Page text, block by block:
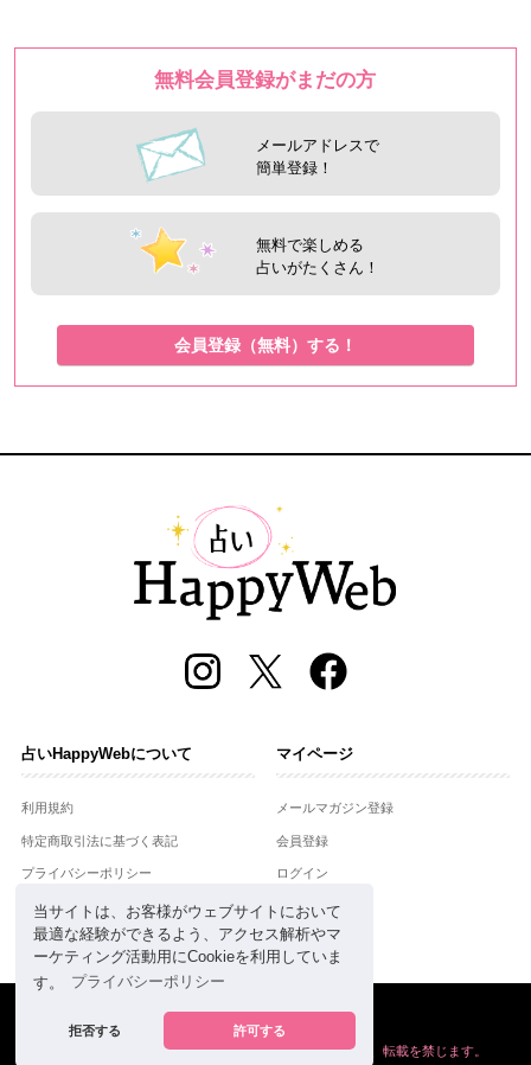
当サイトは、お客様がウェブサイトにおいて
最適な経験ができるよう、アクセス解析やマ
ーケティング活動用にCookieを利用していま
す。
プライバシーポリシー
拒否する 許可する
無料会員登録がまだの方
メールアドレスで
簡単登録！
無料で楽しめる
占いがたくさん！
会員登録（無料）する！
占いHappyWebについて
利用規約
特定商取引法に基づく表記
プライバシーポリシー
運営会社
お問合せ
マイページ
メールマガジン登録
会員登録
ログイン
powered by
掲載の情報や画像など、すべてのコンテンツの無断複写、転載を禁じます。